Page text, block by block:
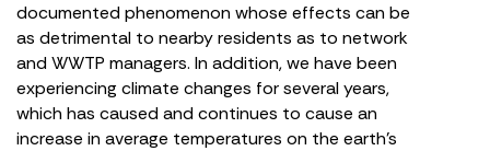
documented phenomenon whose effects can be
as detrimental to nearby residents as to network
and WWTP managers. In addition, we have been
experiencing climate changes for several years,
which has caused and continues to cause an
increase in average temperatures on the earth’s